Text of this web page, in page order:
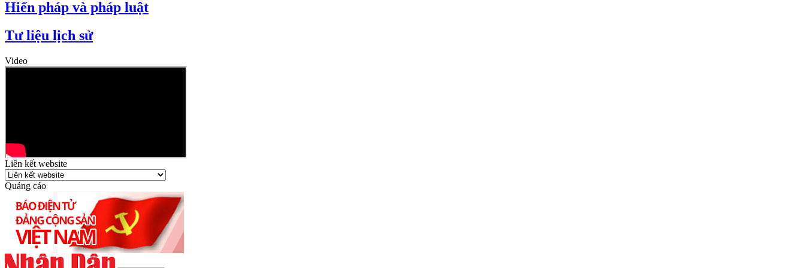
Hiến pháp và pháp luật
Tư liệu lịch sử
Video
Liên kết website
Quảng cáo